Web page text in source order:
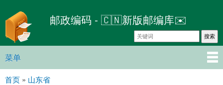
转
主
内
邮政编码 - 🇨🇳新版邮编库✉️
主菜单
菜单
首页 » 山东省